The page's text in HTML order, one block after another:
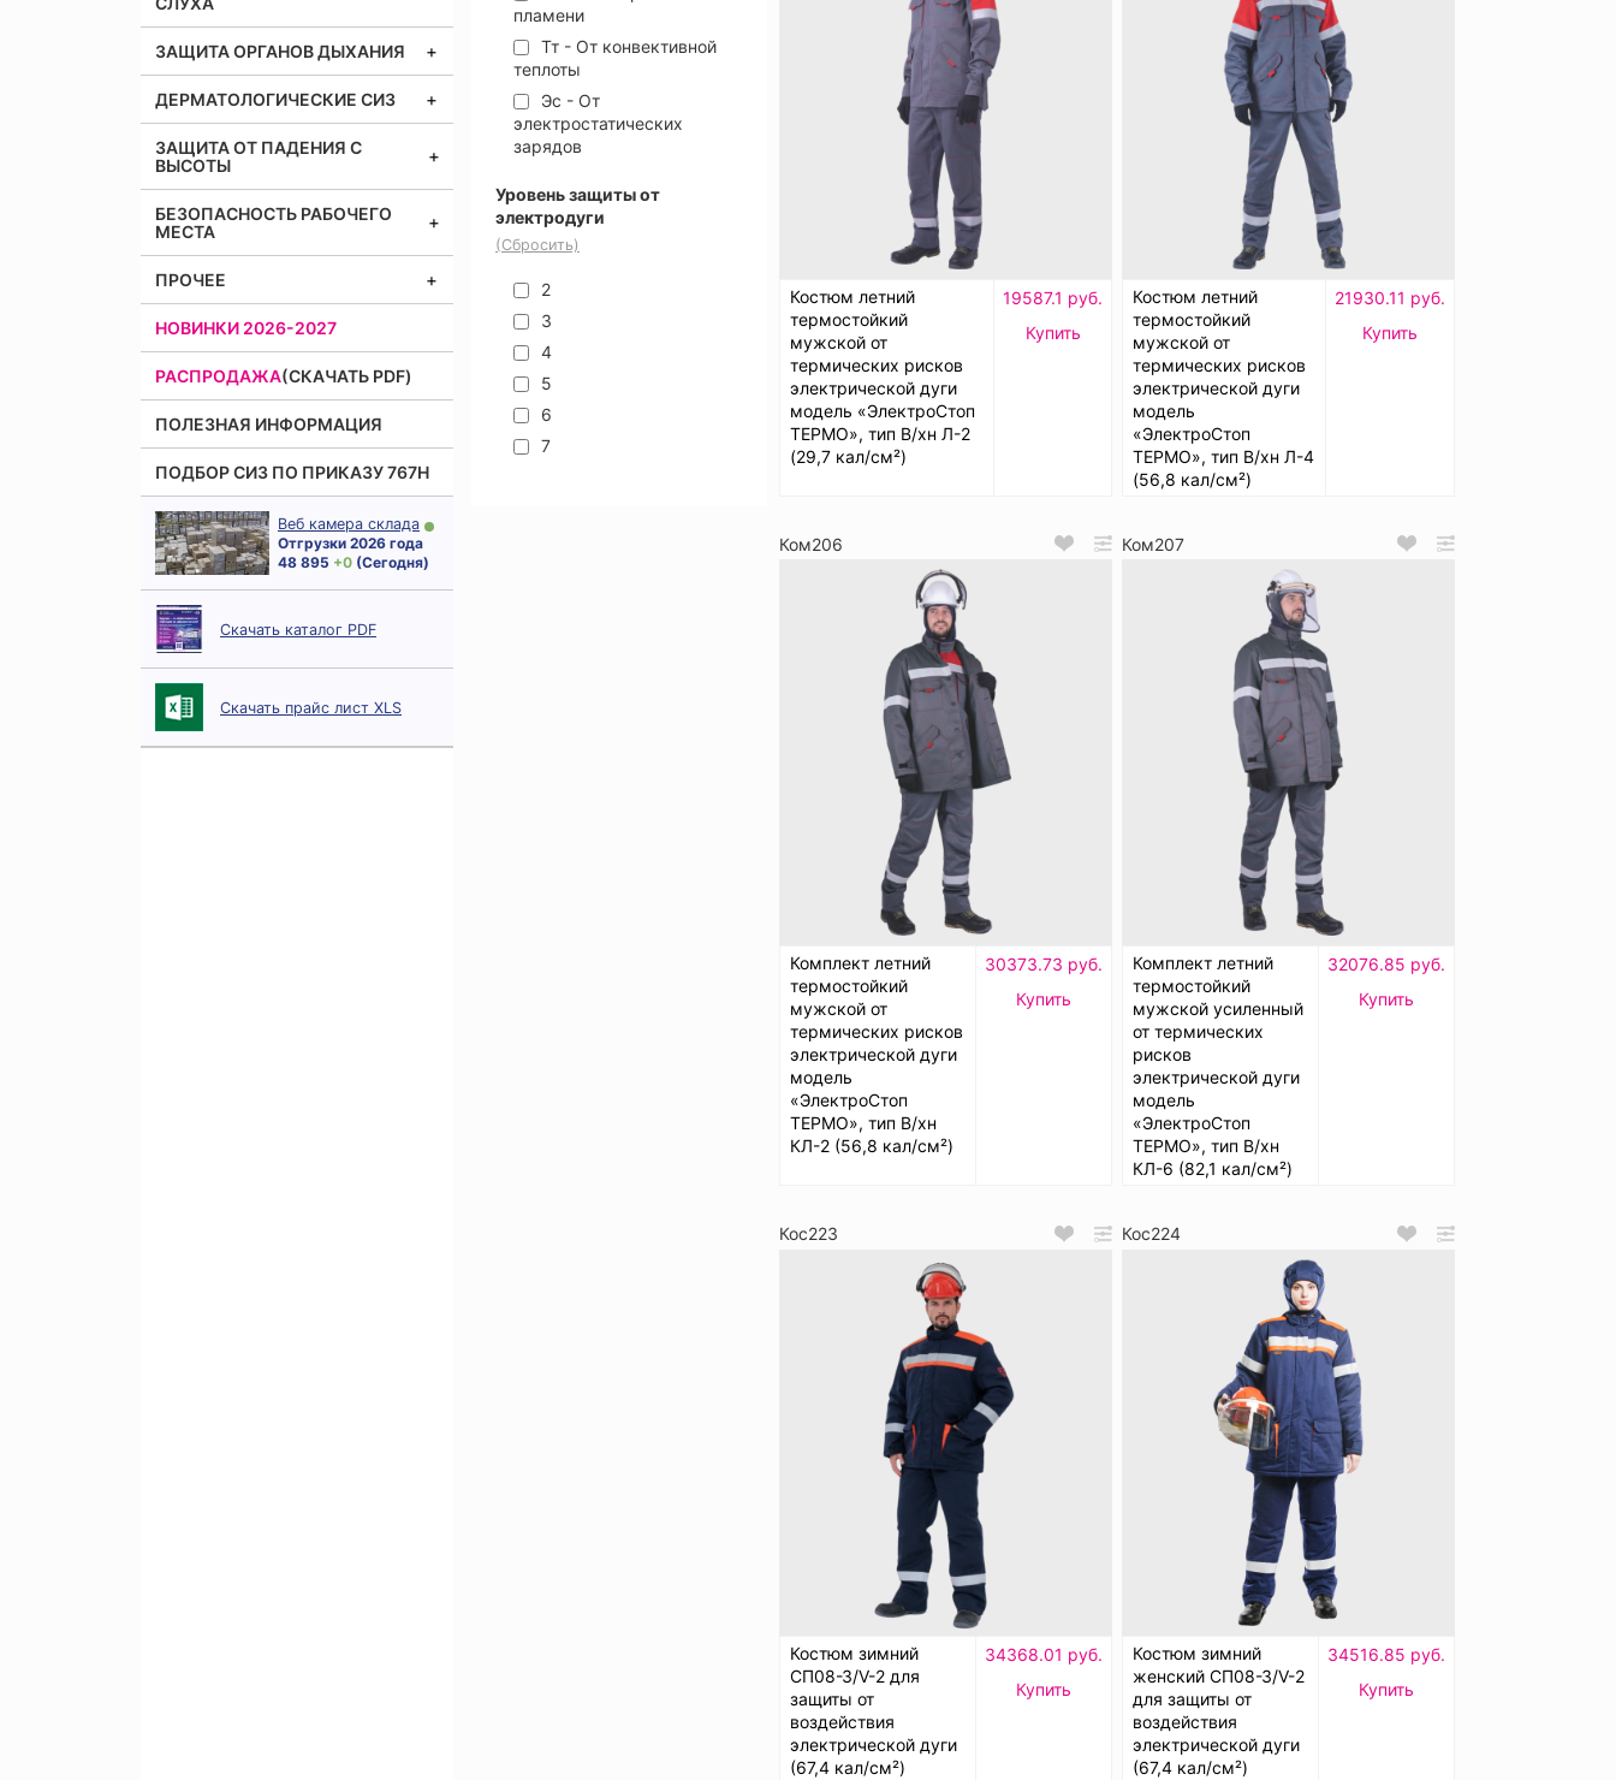
ЗАЩИТА ОРГАНОВ ДЫХАНИЯ
ДЕРМАТОЛОГИЧЕСКИЕ СИЗ
ЗАЩИТА ОТ ПАДЕНИЯ С
ВЫСОТЫ
БЕЗОПАСНОСТЬ РАБОЧЕГО
МЕСТА
ПРОЧЕЕ
НОВИНКИ 2026-2027
РАСПРОДАЖА(СКАЧАТЬ PDF)
ПОЛЕЗНАЯ ИНФОРМАЦИЯ
ПОДБОР СИЗ ПО ПРИКАЗУ 767Н
Веб камера склада
Отгрузки 2026 года
48 895 + 0 (Сегодня)
Скачать каталог PDF
Скачать прайс лист XLS
пламени
Тт - От конвективной
теплоты
Эс - От
электростатических
зарядов
Уровень защиты от
электродуги
(Сбросить)
2
3
4
5
6
7
Костюм летний
термостойкий
мужской от
термических рисков
электрической дуги
модель «ЭлектроСтоп
ТЕРМО», тип В/хн Л-2
(29,7 кал/см²)
19587.1 руб.
Купить
Костюм летний
термостойкий
мужской от
термических рисков
электрической дуги
модель
«ЭлектроСтоп
ТЕРМО», тип В/хн Л-4
(56,8 кал/см²)
21930.11 руб.
Купить
Ком206
Комплект летний
термостойкий
мужской от
термических рисков
электрической дуги
модель
«ЭлектроСтоп
ТЕРМО», тип В/хн
КЛ-2 (56,8 кал/см²)
30373.73 руб.
Купить
Ком207
Комплект летний
термостойкий
мужской усиленный
от термических
рисков
электрической дуги
модель
«ЭлектроСтоп
ТЕРМО», тип В/хн
КЛ-6 (82,1 кал/см²)
32076.85 руб.
Купить
Кос223
Костюм зимний
СП08-З/V-2 для
защиты от
воздействия
электрической дуги
(67,4 кал/см²)
34368.01 руб.
Купить
Кос224
Костюм зимний
женский СП08-З/V-2
для защиты от
воздействия
электрической дуги
(67,4 кал/см²)
34516.85 руб.
Купить